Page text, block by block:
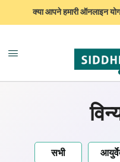
क्या आपने हमारी ऑनलाइन
सभी